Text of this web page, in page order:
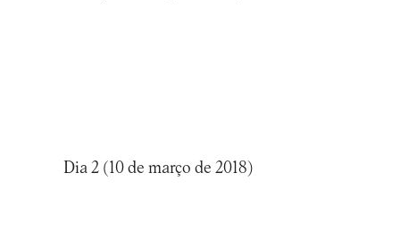
Dia 2 (10 de março de 2018)